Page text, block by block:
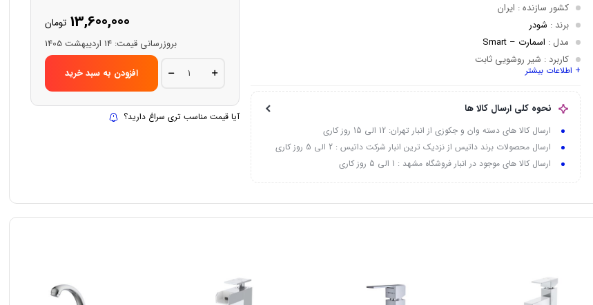
کشور سازنده: ایران
برند: شودر
مدل: اسمارت – Smart
کاربرد: شیر روشویی ثابت
نوع: روکار
+ اطلاعات بیشتر
نحوه کلی ارسال کالا ها
ارسال کالا های دسته وان و جکوزی از انبار تهران: 12 الی 15 روز کاری
ارسال محصولات برند داتیس از نزدیک ترین انبار شرکت داتیس : 2 الی 5 روز کاری
ارسال کالا های موجود در انبار فروشگاه مشهد : 1 الی 5 روز کاری
13,600,000 تومان
بروزرسانی قیمت: 14 اردیبهشت 1405
شیر
روشویی
بلند
شودر
مدل
افزودن به سبد خرید
آیا قیمت مناسب تری سراغ دارید؟